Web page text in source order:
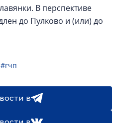
В перспективе
до Пулково и (или) до
#гчп
в